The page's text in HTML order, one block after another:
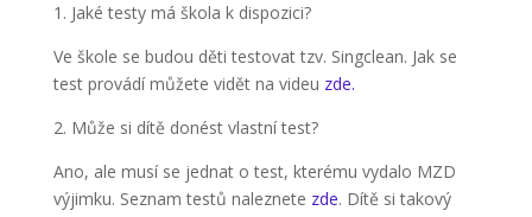
1. Jaké testy má škola k dispozici?
Ve škole se budou děti testovat tzv. Singclean. Jak se
test provádí můžete vidět na videu zde.
2. Může si dítě donést vlastní test?
Ano, ale musí se jednat o test, kterému vydalo MZD
výjimku. Seznam testů naleznete zde. Dítě si takový